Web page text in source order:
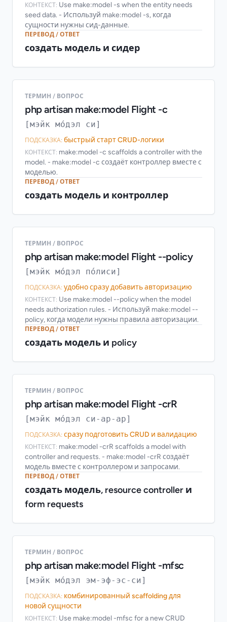
КОНТЕКСТ: Use make:model -s when the entity needs
seed data. - Используй make:model -s, когда
сущности нужны сид-данные.
ПЕРЕВОД / ОТВЕТ
создать модель и сидер
ТЕРМИН / ВОПРОС
php artisan make:model Flight -c
[мэйк мо́дэл си]
ПОДСКАЗКА: быстрый старт CRUD-логики
КОНТЕКСТ: make:model -c scaffolds a controller with the
model. - make:model -c создаёт контроллер вместе с
моделью.
ПЕРЕВОД / ОТВЕТ
создать модель и контроллер
ТЕРМИН / ВОПРОС
php artisan make:model Flight --policy
[мэйк мо́дэл по́лиси]
ПОДСКАЗКА: удобно сразу добавить авторизацию
КОНТЕКСТ: Use make:model --policy when the model
needs authorization rules. - Используй make:model --
policy, когда модели нужны правила авторизации.
ПЕРЕВОД / ОТВЕТ
создать модель и policy
ТЕРМИН / ВОПРОС
php artisan make:model Flight -crR
[мэйк мо́дэл си-ар-ар]
ПОДСКАЗКА: сразу подготовить CRUD и валидацию
КОНТЕКСТ: make:model -crR scaffolds a model with
controller and requests. - make:model -crR создаёт
модель вместе с контроллером и запросами.
ПЕРЕВОД / ОТВЕТ
создать модель, resource controller и
form requests
ТЕРМИН / ВОПРОС
php artisan make:model Flight -mfsc
[мэйк мо́дэл эм-эф-эс-си]
ПОДСКАЗКА: комбинированный scaffolding для
новой сущности
КОНТЕКСТ: Use make:model -mfsc for a new CRUD